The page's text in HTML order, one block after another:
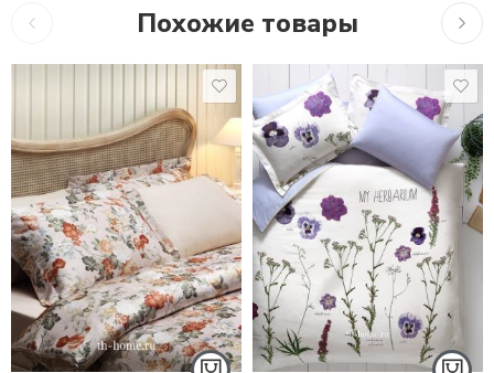
Похожие товары
16,279₽
10,755₽– 17,716₽
1,5 СПАЛЬНЫЙ
ЕВРО СТАНДАРТ
СЕМЕЙНЫЙ